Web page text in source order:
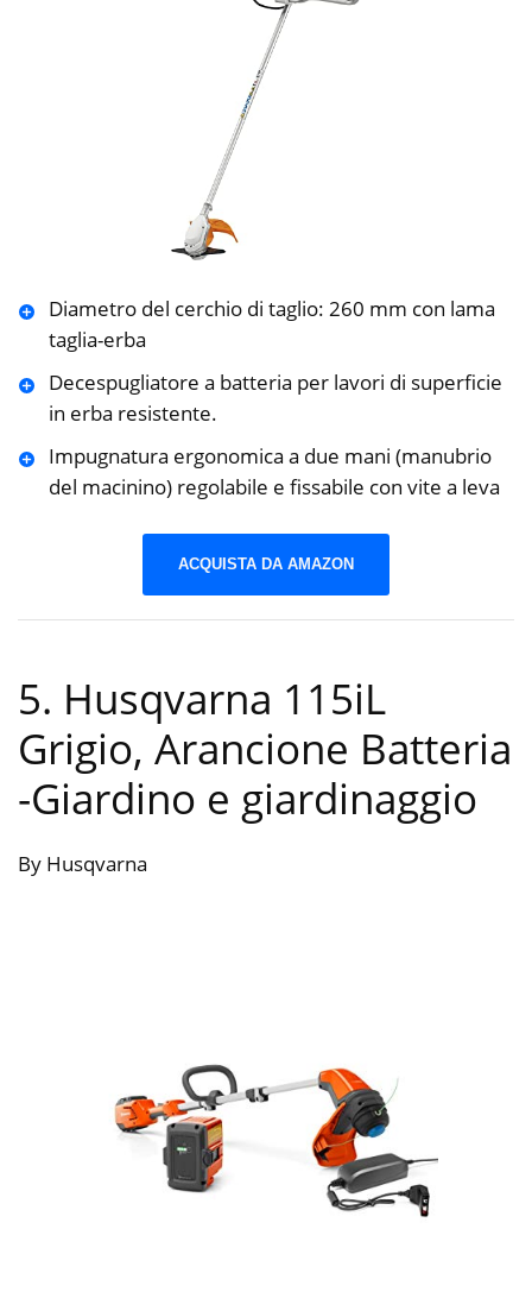
Diametro del cerchio di taglio: 260 mm con lama
taglia-erba
Decespugliatore a batteria per lavori di superficie
in erba resistente.
Impugnatura ergonomica a due mani (manubrio
del macinino) regolabile e fissabile con vite a leva
ACQUISTA DA AMAZON
5. Husqvarna 115iL
Grigio, Arancione Batteria
-Giardino e giardinaggio
By Husqvarna